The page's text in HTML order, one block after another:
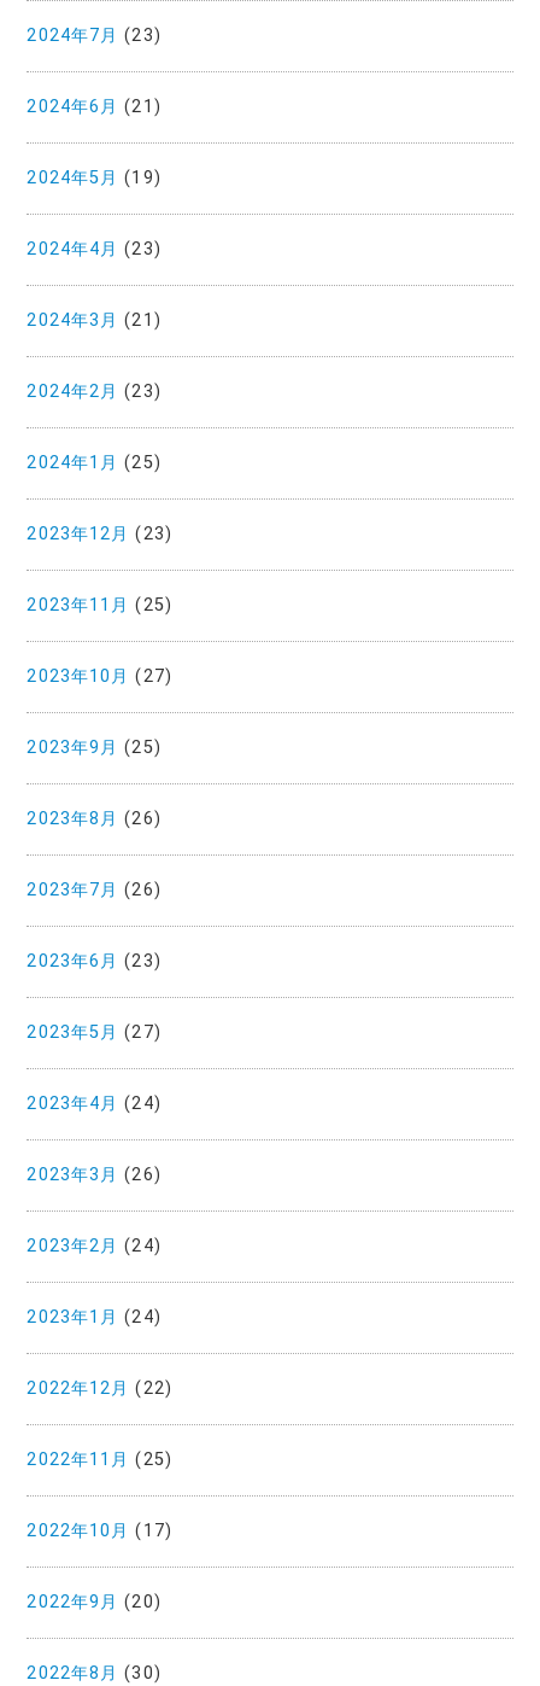
2024年7月 (23)
2024年6月 (21)
2024年5月 (19)
2024年4月 (23)
2024年3月 (21)
2024年2月 (23)
2024年1月 (25)
2023年12月 (23)
2023年11月 (25)
2023年10月 (27)
2023年9月 (25)
2023年8月 (26)
2023年7月 (26)
2023年6月 (23)
2023年5月 (27)
2023年4月 (24)
2023年3月 (26)
2023年2月 (24)
2023年1月 (24)
2022年12月 (22)
2022年11月 (25)
2022年10月 (17)
2022年9月 (20)
2022年8月 (30)